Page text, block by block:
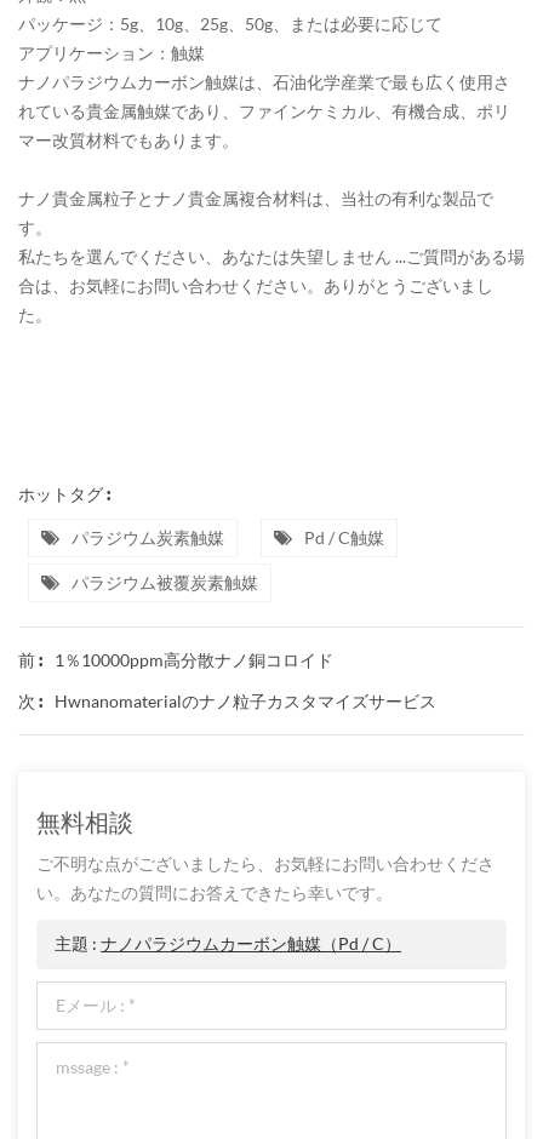
パッケージ：5g、10g、25g、50g、または必要に応じて
アプリケーション：触媒
ナノパラジウムカーボン触媒は、石油化学産業で最も広く使用さ
れている貴金属触媒であり、ファインケミカル、有機合成、ポリ
マー改質材料でもあります。
ナノ貴金属粒子とナノ貴金属複合材料は、当社の有利な製品で
す。
私たちを選んでください、あなたは失望しません ...ご質問がある場
合は、お気軽にお問い合わせください。ありがとうございまし
た。
ホットタグ :
パラジウム炭素触媒 Pd / C触媒
パラジウム被覆炭素触媒
前 : 1％10000ppm高分散ナノ銅コロイド
次 : Hwnanomaterialのナノ粒子カスタマイズサービス
無料相談
ご不明な点がございましたら、お気軽にお問い合わせくださ
い。あなたの質問にお答えできたら幸いです。
主題 : ナノパラジウムカーボン触媒（pd / C）